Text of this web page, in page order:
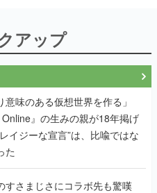
アップ
意味のある仮想世界を作る」
』の生みの親が18年掲げ
イジーな宣言”は、比喩ではな
た
すさまじさにコラボ先も驚嘆